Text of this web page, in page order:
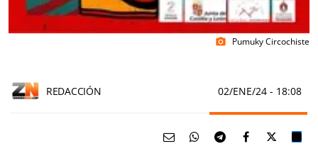
photo_camera Pumuky Circochiste
REDACCIÓN 02/ENE/24 - 18:08